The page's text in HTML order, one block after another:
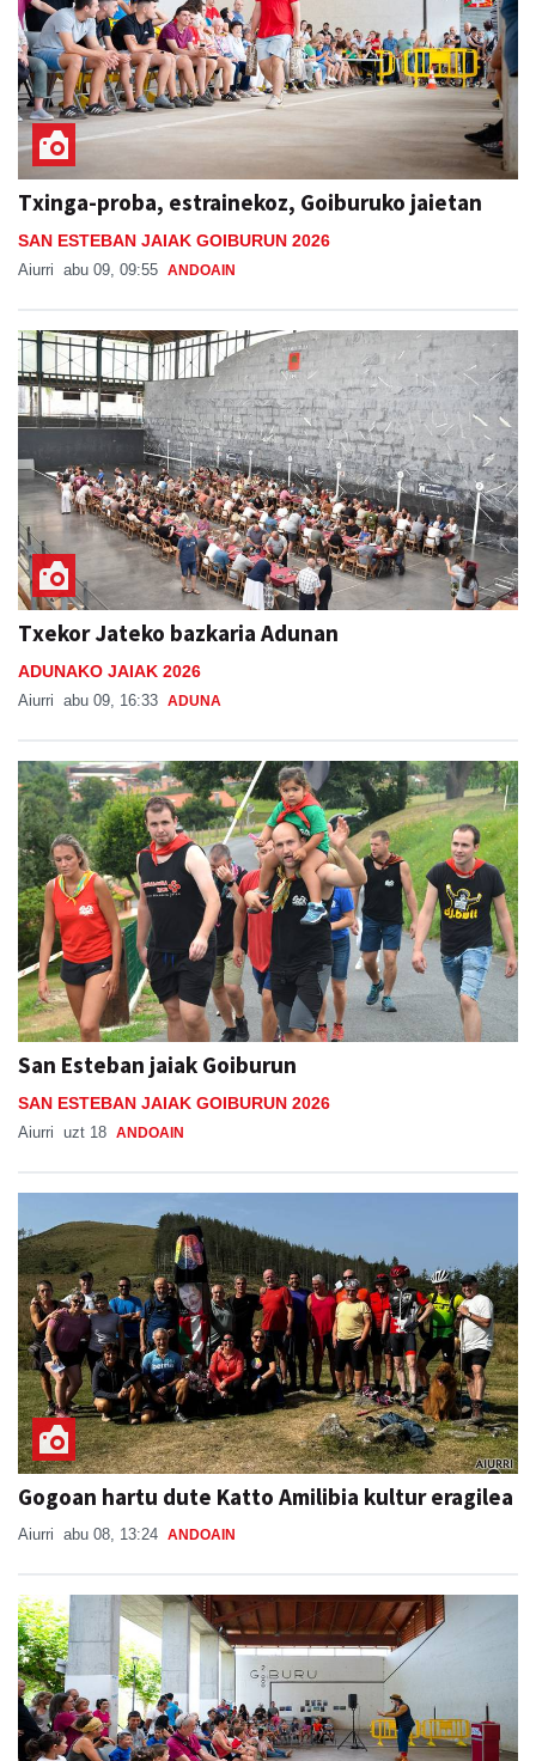
Txinga-proba, estrainekoz, Goiburuko jaietan
SAN ESTEBAN JAIAK GOIBURUN 2026
Aiurri abu 09, 09:55 ANDOAIN
Txekor Jateko bazkaria Adunan
ADUNAKO JAIAK 2026
Aiurri abu 09, 16:33 ADUNA
San Esteban jaiak Goiburun
SAN ESTEBAN JAIAK GOIBURUN 2026
Aiurri uzt 18 ANDOAIN
Gogoan hartu dute Katto Amilibia kultur eragilea
Aiurri abu 08, 13:24 ANDOAIN